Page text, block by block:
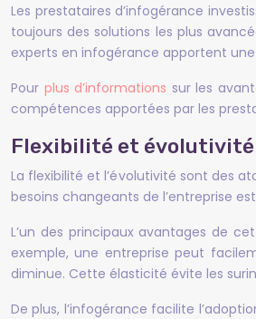
Les prestataires d’infogérance
toujours des solutions les plus
experts en infogérance apportent
Pour plus d’informations sur les
compétences apportées par les
Flexibilité et
La flexibilité et l’évolutivité sont des
besoins changeants de l’entreprise
L’un des principaux avantages de
exemple, une entreprise peut
diminue. Cette élasticité évite les
De plus, l’infogérance facilite